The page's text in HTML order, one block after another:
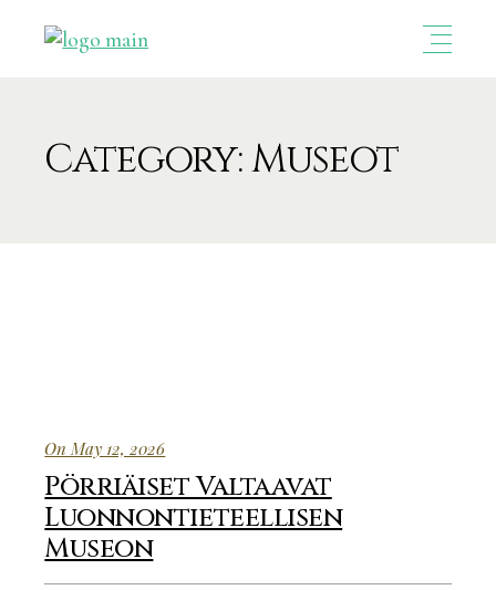
Category: Museot
On May 12, 2026
Pörriäiset Valtaavat
Luonnontieteellisen
Museon